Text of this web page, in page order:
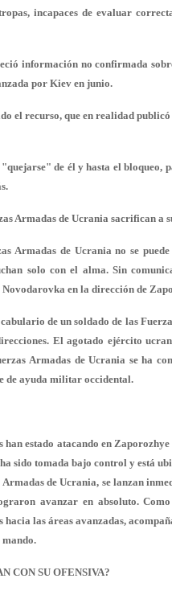
incapaces de evaluar
información no confirmada
por Kiev en junio.
el recurso, que en realidad
de él y hasta el
Armadas de Ucrania sacrifican a
Armadas de Ucrania no se
solo con el alma. Sin
Novodarovka en la dirección de
de un soldado de las
El agotado ejército
Armadas de Ucrania se ha
de ayuda militar occidental.
estado atacando en
sido tomada bajo control y está
de Ucrania, se lanzan
avanzar en absoluto.
las áreas avanzadas,
mando.
CON SU OFENSIVA?